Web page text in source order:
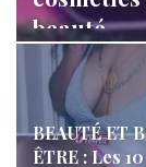
beauté…
LA REDACTION
BEAUTÉ ET
ÊTRE : Les